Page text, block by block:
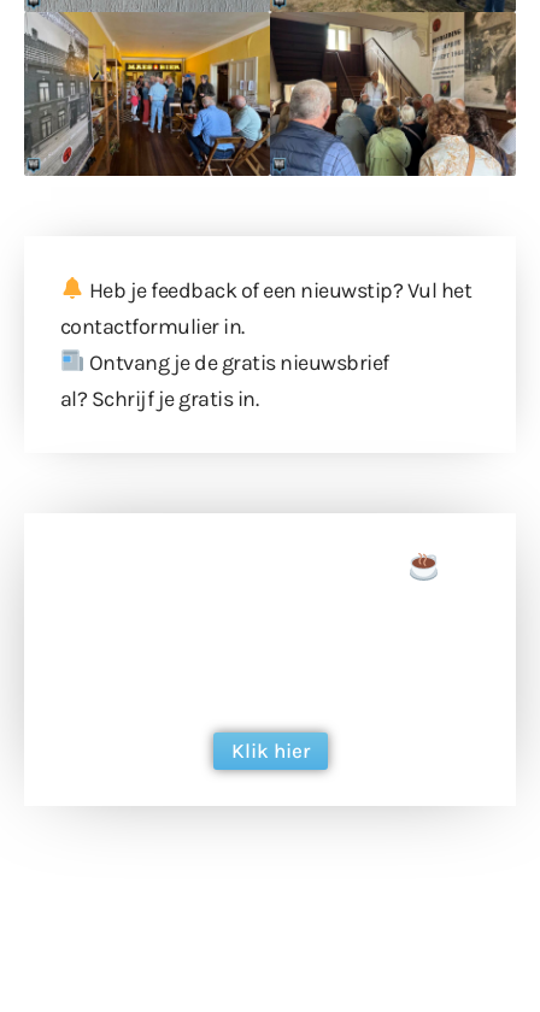
Heb je feedback of een nieuwstip? Vul het
contactformulierin.
Ontvang je de gratis nieuwsbrief
al? Schrijf je gratis in.
Klik hier